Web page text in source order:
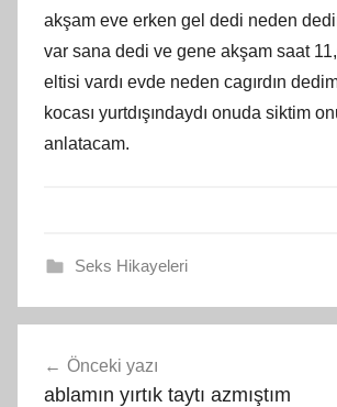
akşam eve erken gel dedi neden
var sana dedi ve gene akşam saat
eltisi vardı evde neden cagırdın
kocası yurtdışındaydı onuda siktim
anlatacam.
Seks Hikayeleri
gezinmesi
Önceki yazı
ablamın yırtık taytı azmıştım